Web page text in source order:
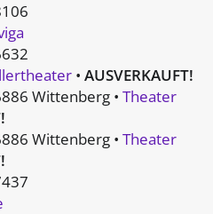
• AUSVERKAUFT!
Wittenberg • Theater
Wittenberg • Theater